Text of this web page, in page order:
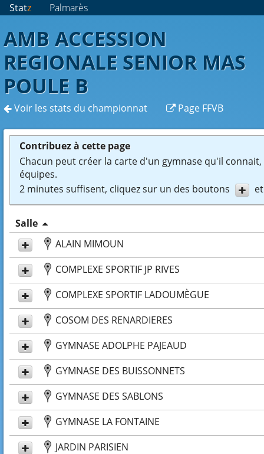
Statz Palmarès
AMB ACCESSION
REGIONALE SENIOR MAS
POULE B
Page FFVB
Voir les stats du championnat
Contribuez à cette page
Chacun peut créer la carte d'un gymnase qu'il
équipes.
2 minutes suffisent, cliquez sur un des boutons
Salle
ALAIN MIMOUN
COMPLEXE SPORTIF JP RIVES
COMPLEXE SPORTIF LADOUMÈGUE
COSOM DES RENARDIERES
GYMNASE ADOLPHE PAJEAUD
GYMNASE DES BUISSONNETS
GYMNASE DES SABLONS
GYMNASE LA FONTAINE
JARDIN PARISIEN